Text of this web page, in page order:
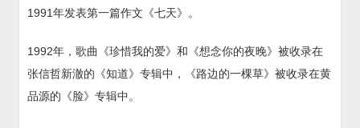
1991年发表第一篇作文《七天》。
1992年，歌曲《珍惜我的爱》和《想念你的夜晚》被收录在
张信哲新澈的《知道》专辑中，《路边的一棵草》被收录在黄
品源的《脸》专辑中。